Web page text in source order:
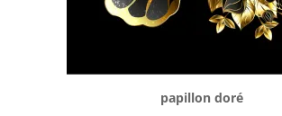
papillon doré